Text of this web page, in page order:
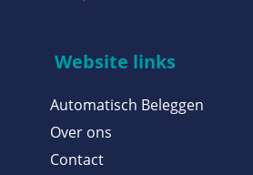
Website links
Automatisch Beleggen
Over ons
Contact